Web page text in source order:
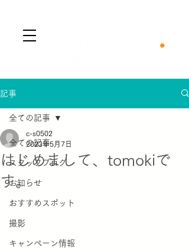
記事
全ての記事
スタッフブログ
お知らせ
おすすめスポット
撮影
キャンペーン情報
全ての記事
はじめまして、tomokiで
す。
c-s0502
2023年5月7日